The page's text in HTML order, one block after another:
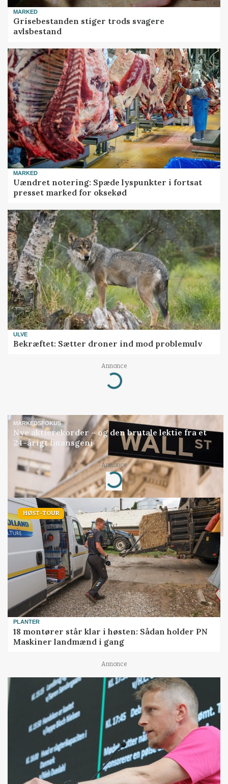
MARKED
Grisebestanden stiger trods svagere
avlsbestand
MARKED
Uændret notering: Spæde lyspunkter i fortsat
presset marked for oksekød
ULVE
Bekræftet: Sætter droner ind mod problemulv
Annonce
Loading...
MARKEDSFOKUS
Nye aktierekorder – og den brutale lektie fra et
24-årigt finansgeni
Annonce
Loading...
HØST-TOUR
PLANTER
18 montører står klar i høsten: Sådan holder PN
Maskiner landmænd i gang
Annonce